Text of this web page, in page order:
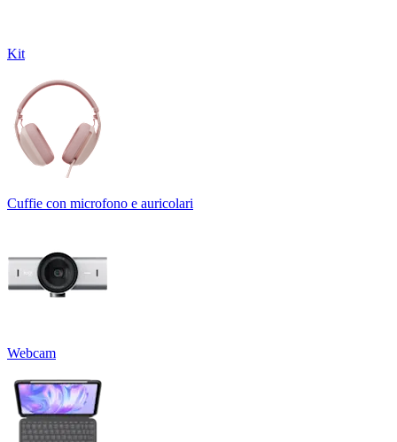
Kit
Cuffie con microfono e auricolari
Webcam